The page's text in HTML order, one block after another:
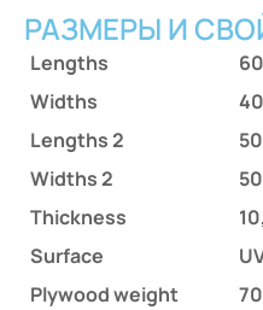
РАЗМЕРЫ И
Lengths
Widths
Lengths 2
Widths 2
Thickness
Surface
Plywood weight